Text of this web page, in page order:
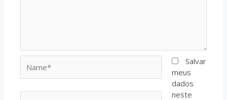
Salvar
meus
dados
neste